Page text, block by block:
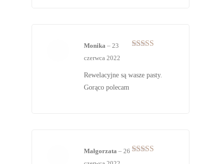
Monika – 23
czerwca 2022
Rewelacyjne są wasze pasty.
Gorąco polecam
Małgorzata – 26